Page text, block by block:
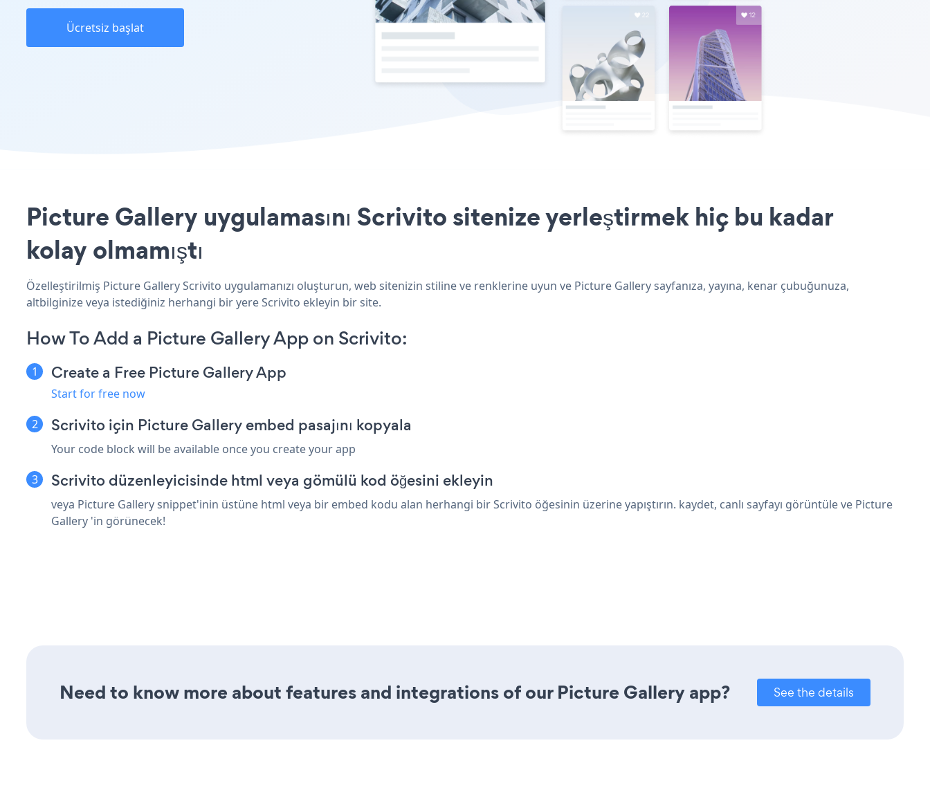
Ücretsiz başlat
Picture Gallery uygulamasını Scrivito sitenize yerleştirmek hiç bu kadar
kolay olmamıştı
Özelleştirilmiş Picture Gallery Scrivito uygulamanızı oluşturun, web sitenizin stiline ve renklerine uyun ve Picture Gallery sayfanıza, yayına, kenar çubuğunuza,
altbilginize veya istediğiniz herhangi bir yere Scrivito ekleyin bir site.
How To Add a Picture Gallery App on Scrivito:
Create a Free Picture Gallery App
Start for free now
Scrivito için Picture Gallery embed pasajını kopyala
Your code block will be available once you create your app
Scrivito düzenleyicisinde html veya gömülü kod öğesini ekleyin
veya Picture Gallery snippet'inin üstüne html veya bir embed kodu alan herhangi bir Scrivito öğesinin üzerine yapıştırın. kaydet, canlı sayfayı görüntüle ve Picture
Gallery 'in görünecek!
Need to know more about features and integrations of our Picture Gallery app? See the details